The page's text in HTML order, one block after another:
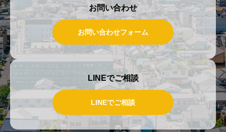
お問い合わせ
お問い合わせフォーム
LINEでご相談
LINEでご相談